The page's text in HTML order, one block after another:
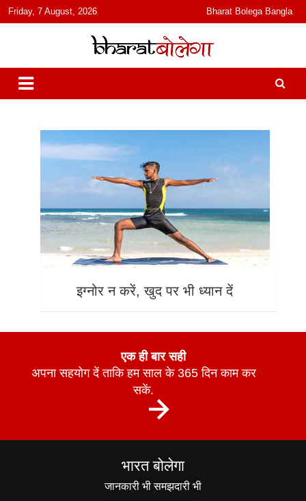
content
Friday, 7 August, 2026 Bharat Bolega Bangla
भारत बोलेगा
हिंदी में समाचार, विचार, ऑडियो, वीडियो और फ़ीचर. भारत बोलेगा हिंदी न्यूज़ वेबसाइट
India: News, Views, Info, Trends & Podcast I जानकारी भी समझदारी भी
और पॉडकास्ट
इग्नोर न करें, खुद पर भी ध्यान दें
एक ही बार सही
अपना सहयोग दें ताकि हम साल के 365 दिन काम कर
सकें.
भारत बोलेगा
जानकारी भी समझदारी भी